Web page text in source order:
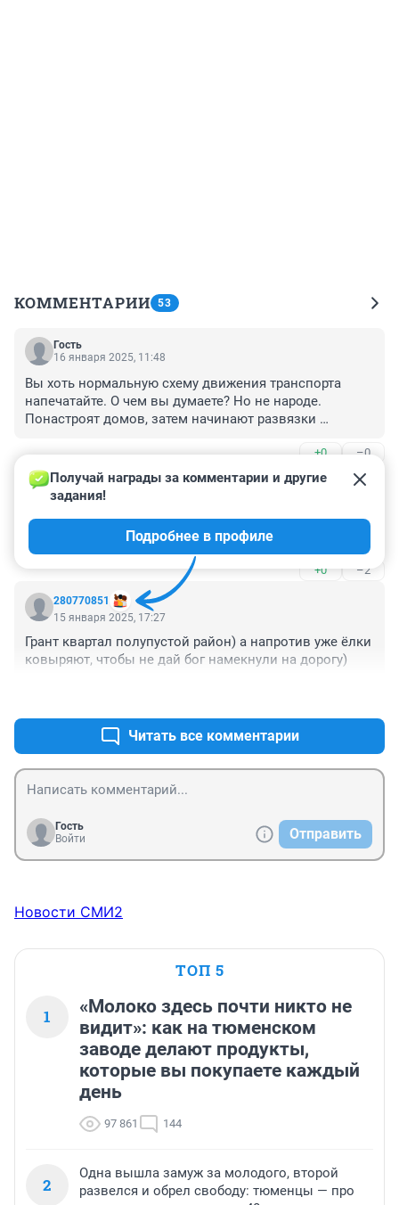
КОММЕНТАРИИ 53
Гость
16 января 2025, 11:48
Вы хоть нормальную схему движения транспорта
напечатайте. О чем вы думаете? Но не народе.
Понастроят домов, затем начинают развязки
застройкам.
+0 –0
Гость
15 января 2025, 21:20
Капец ему дали самого эффективного мэра страны
по версии агенства.
+0 –2
280770851
Получай награды за комментарии и другие
задания!
Подробнее в профиле
15 января 2025, 17:27
Грант квартал полупустой район) а напротив уже ёлки
ковыряют, чтобы не дай бог намекнули на дорогу)
Читать все комментарии
Гость
Войти
Отправить
Новости СМИ2
ТОП 5
1
«Молоко здесь почти никто не
видит»: как на тюменском
заводе делают продукты,
которые вы покупаете каждый
день
97 861 144
2
Одна вышла замуж за молодого, второй
развелся и обрел свободу: тюменцы — про